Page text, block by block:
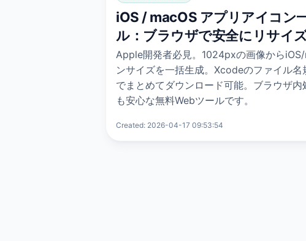
iOS / macOS アプリアイコン
ル：ブラウザで安全にリサイ
Apple開発者必見。1024pxの画像から
ンサイズを一括生成。Xcodeのファイル名
でまとめてダウンロード可能。ブラウザ
も安心な無料Webツールです。
Created: 2026-04-17 09:53:54